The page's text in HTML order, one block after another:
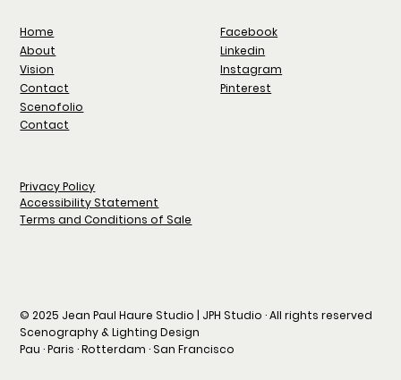
Home
About
Vision
Contact
Scenofolio
Contact
Facebook
Linkedin
Instagram
Pinterest
Privacy Policy
Accessibility Statement
Terms and Conditions of Sale
© 2025 Jean Paul Haure Studio | JPH Studio · All rights reserved
Scenography & Lighting Design
Pau · Paris · Rotterdam · San Francisco